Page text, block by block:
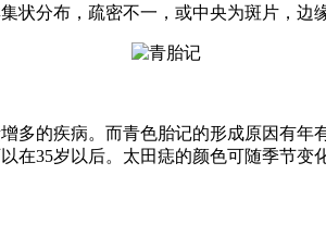
状分布，疏密不一，或中央为斑片，边
多的疾病。而青色胎记的形成原因有
35岁以后。太田痣的颜色可随季节变